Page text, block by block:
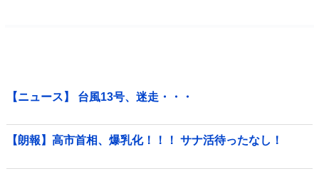
【ニュース】 台風13号、迷走・・・
【朗報】高市首相、爆乳化！！！ サナ活待ったなし！